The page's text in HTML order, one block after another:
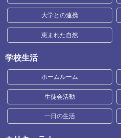
大学との連携
恵まれた自然
学校生活
ホームルーム
生徒会活動
一日の生活